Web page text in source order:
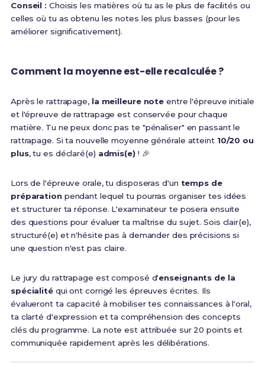
Conseil : Choisis les matières où tu as le plus de facilités ou
celles où tu as obtenu les notes les plus basses (pour les
améliorer significativement).
Comment la moyenne est-elle recalculée ?
Après le rattrapage, la meilleure note entre l'épreuve initiale
et l'épreuve de rattrapage est conservée pour chaque
matière. Tu ne peux donc pas te "pénaliser" en passant le
rattrapage. Si ta nouvelle moyenne générale atteint 10/20 ou
plus, tu es déclaré(e) admis(e) ! 🎉
Lors de l'épreuve orale, tu disposeras d'un temps de
préparationpendant lequel tu pourras organiser tes idées
et structurer ta réponse. L'examinateur te posera ensuite
des questions pour évaluer ta maîtrise du sujet. Sois clair(e),
structuré(e) et n'hésite pas à demander des précisions si
une question n'est pas claire.
Le jury du rattrapage est composé d'enseignants de la
spécialitéqui ont corrigé les épreuves écrites. Ils
évalueront ta capacité à mobiliser tes connaissances à l'oral,
ta clarté d'expression et ta compréhension des concepts
clés du programme. La note est attribuée sur 20 points et
communiquée rapidement après les délibérations.